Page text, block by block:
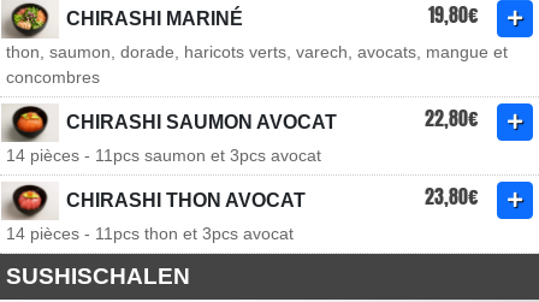
CHIRASHI MARINÉ 19,80€
thon, saumon, dorade, haricots verts, varech, avocats, mangue et
concombres
CHIRASHI SAUMON AVOCAT 22,80€
14 pièces - 11pcs saumon et 3pcs avocat
CHIRASHI THON AVOCAT 23,80€
14 pièces - 11pcs thon et 3pcs avocat
SUSHISCHALEN